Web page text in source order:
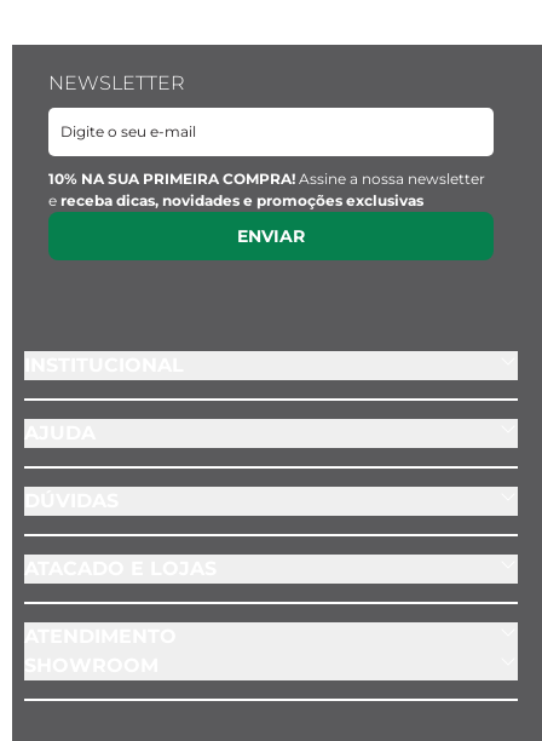
NEWSLETTER
10% NA SUA PRIMEIRA COMPRA! Assine a nossa newsletter
e receba dicas, novidades e promoções exclusivas
ENVIAR